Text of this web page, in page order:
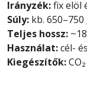
Irányzék:fix elöl
Súly: kb. 650–750
Teljes hossz:
Használat:cél-
Kiegészítők: